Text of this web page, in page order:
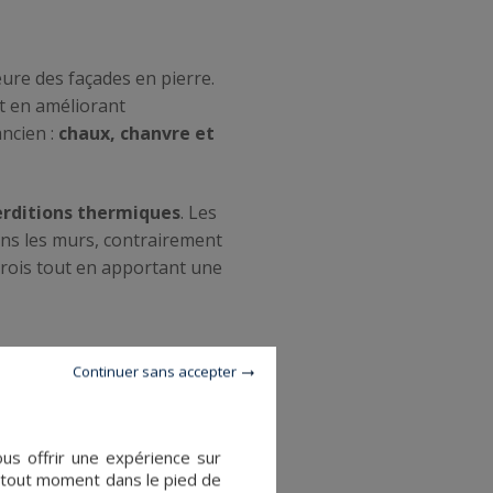
des façades en pierre.
en améliorant
: chaux, chanvre et
thermiques. Les
les murs, contrairement
tout en apportant une
offrir une expérience sur
moment dans le pied de
Continuer sans accepter